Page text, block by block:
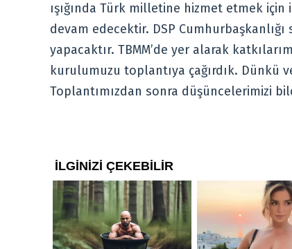
ışığında Türk milletine hizmet etmek
devam edecektir. DSP
yapacaktır. TBMM’de yer alarak
kurulumuzu toplantıya çağırdık. Dünkü
Toplantımızdan sonra düşüncelerimizi